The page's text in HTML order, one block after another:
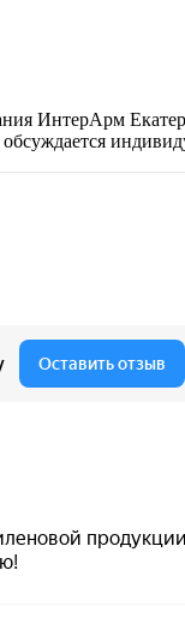
ИнтерАрм